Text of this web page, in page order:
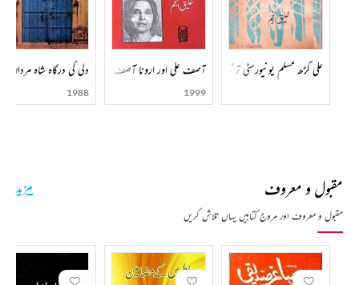
"ہماری زبان" میں بھی مسلسل علمی و ادبی خدمات انجام دیں۔
ڈاکٹر خلیق انجم اردو تحقیق، غالبیات، متنی تنقید اور دہلی شناسی کے میدان میں ایک مستند نام ہیں۔ ان کی
علمی خدمات نے اردو تحقیق کے معیار کو بلند کیا اور اردو ادب کو گراں قدر سرمایہ عطا کیا۔
وفات: 18 اکتوبر 2016ء کو انتقال ہوا۔علی گڑھ مسلم یونیورسٹی ترمیمی بل آصف علی اور ارونا آصف علی
1999
دلی کی درگاہ شاہ مرداں
1988
مقبول و معروف
مقبول و معروف اور مروج کتابیں یہاں تلاش کریں
مزید